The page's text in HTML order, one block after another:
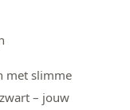
met slimme
– jouw